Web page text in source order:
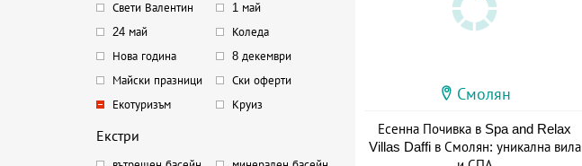
Свети Валентин
1 май
24 май
Коледа
Нова година
8 декември
Майски празници
Ски оферти
Екотуризъм
Круиз
Екстри
Смолян
Есенна Почивка в Spa and Relax
Villas Daffi в Смолян: уникална вила